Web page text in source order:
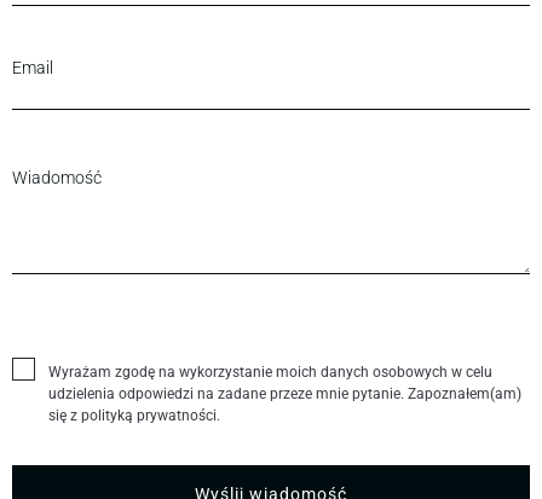
Wyrażam zgodę na wykorzystanie moich danych osobowych w celu
udzielenia odpowiedzi na zadane przeze mnie pytanie. Zapoznałem(am)
się z polityką prywatności.